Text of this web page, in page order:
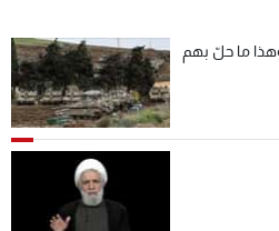
وهذا ما حلّ بهم